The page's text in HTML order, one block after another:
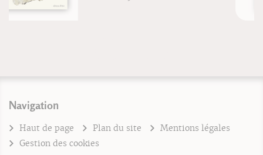
Navigation
Haut de page Plan du site
Mentions légales
Gestion des cookies